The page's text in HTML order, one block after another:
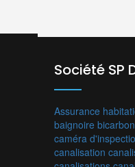
Société SP
Assurance
baignoire
caméra
canalisation